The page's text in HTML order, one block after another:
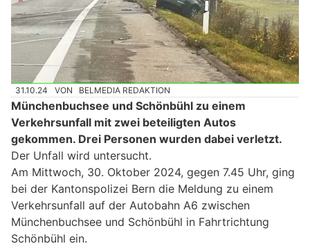
31.10.24 VON BELMEDIA REDAKTION
Münchenbuchsee und Schönbühl zu einem
Verkehrsunfall mit zwei beteiligten Autos
gekommen. Drei Personen wurden dabei verletzt.
Der Unfall wird untersucht.
Am Mittwoch, 30. Oktober 2024, gegen 7.45 Uhr, ging
bei der Kantonspolizei Bern die Meldung zu einem
Verkehrsunfall auf der Autobahn A6 zwischen
Münchenbuchsee und Schönbühl in Fahrtrichtung
Schönbühl ein.